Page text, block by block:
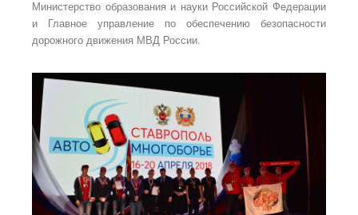
Министерство образования и науки Российской Федерации
и Главное управление по обеспечению безопасности
дорожного движения МВД России.